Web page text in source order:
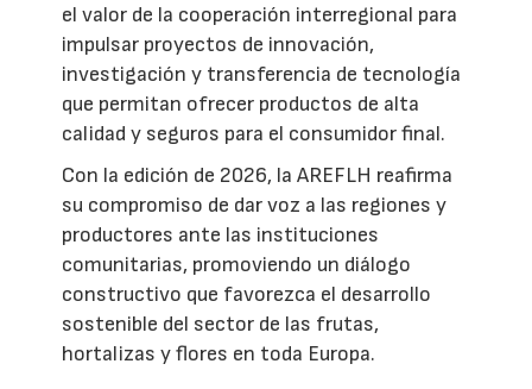
el valor de la cooperación interregional para
impulsar proyectos de innovación,
investigación y transferencia de tecnología
que permitan ofrecer productos de alta
calidad y seguros para el consumidor final.
Con la edición de 2026, la AREFLH reafirma
su compromiso de dar voz a las regiones y
productores ante las instituciones
comunitarias, promoviendo un diálogo
constructivo que favorezca el desarrollo
sostenible del sector de las frutas,
hortalizas y flores en toda Europa.